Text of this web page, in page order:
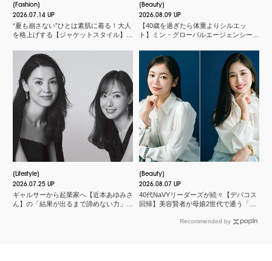
Fashion
2026.07.14 UP
“夏も崩さない”ひとは素肌に着る！大人
を格上げする【ジャケットスタイル】厳
Beauty
2026.08.09 UP
【40歳を過ぎたら体重よりシルエッ
ト】ミン・グローバルエージェンシー
Lifestyle
2026.07.25 UP
ギャルサーから起業家へ【近本あゆみさ
ん】の「結果が出るまで諦めない力」と
Beauty
2026.08.07 UP
40代NaVYリーダーズが続々【デパコス
回帰】美容賢者が母娘2世代で通う「化
Recommended by